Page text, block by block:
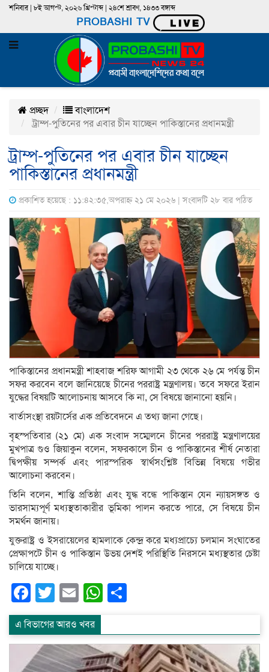
শনিবার | ৮ই আগস্ট, ২০২৬ খ্রিস্টাব্দ | ২৪শে শ্রাবণ, ১৪৩৩ বঙ্গাব্দ
PROBASHI TV
প্রচ্ছদ
বাংলাদেশ
ট্রাম্প-পুতিনের পর এবার চীন যাচ্ছেন পাকিস্তানের প্রধানমন্ত্রী
ট্রাম্প-পুতিনের পর এবার চীন যাচ্ছেন
পাকিস্তানের প্রধানমন্ত্রী
প্রকাশিত হয়েছে : ১১:৪২:৩৫,অপরাহ্ন ২১ মে ২০২৬ | সংবাদটি ২৮ বার পঠিত
পাকিস্তানের প্রধানমন্ত্রী শাহবাজ শরিফ আগামী ২৩ থেকে ২৬ মে পর্যন্ত চীন
সফর করবেন বলে জানিয়েছে চীনের পররাষ্ট্র মন্ত্রণালয়। তবে সফরে ইরান
যুদ্ধের বিষয়টি আলোচনায় আসবে কি না, সে বিষয়ে জানানো হয়নি।
বার্তাসংস্থা রয়টার্সের এক প্রতিবেদনে এ তথ্য জানা গেছে।
বৃহস্পতিবার (২১ মে) এক সংবাদ সম্মেলনে চীনের পররাষ্ট্র মন্ত্রণালয়ের
মুখপাত্র গুও জিয়াকুন বলেন, সফরকালে চীন ও পাকিস্তানের শীর্ষ নেতারা
দ্বিপক্ষীয় সম্পর্ক এবং পারস্পরিক স্বার্থসংশ্লিষ্ট বিভিন্ন বিষয়ে গভীর
আলোচনা করবেন।
তিনি বলেন, শান্তি প্রতিষ্ঠা এবং যুদ্ধ বন্ধে পাকিস্তান যেন ন্যায়সঙ্গত ও
ভারসাম্যপূর্ণ মধ্যস্থতাকারীর ভূমিকা পালন করতে পারে, সে বিষয়ে চীন
সমর্থন জানায়।
যুক্তরাষ্ট্র ও ইসরায়েলের হামলাকে কেন্দ্র করে মধ্যপ্রাচ্যে চলমান সংঘাতের
প্রেক্ষাপটে চীন ও পাকিস্তান উভয় দেশই পরিস্থিতি নিরসনে মধ্যস্থতার চেষ্টা
চালিয়ে যাচ্ছে।
Facebook
Twitter
EmailWhatsApp
এ বিভাগের আরও খবর